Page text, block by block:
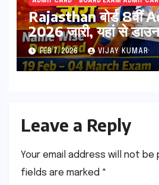
Rajasthan बोर्ड 8वीं
2026 जारी, यहां से
FEB 7, 2026 VIJAY KUMAR
Leave a Reply
Your email address will not be
fields are marked *